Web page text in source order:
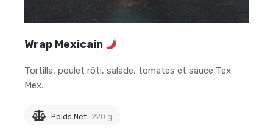
Wrap Mexicain
Tortilla, poulet rôti, salade, tomates et sauce Tex
Mex.
Poids Net : 220 g